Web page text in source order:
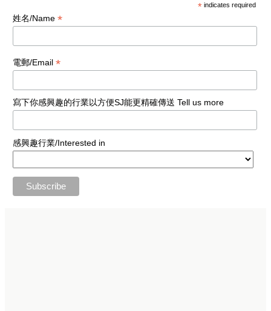
* indicates required
姓名/Name *
電郵/Email *
寫下你感興趣的行業以方便SJ能更精確傳送 Tell us more
感興趣行業/Interested in